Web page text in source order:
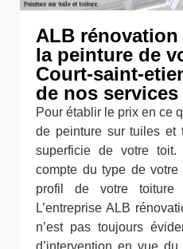
ALB
la peinture de
Court-saint-
de nos
Pour établir le prix en ce
de peinture sur tuiles et
superficie de votre
compte du type de
profil de votre toiture
L’entreprise ALB
n’est pas toujours
d’intervention en vue